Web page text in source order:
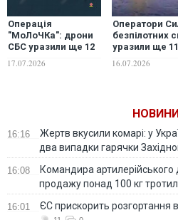
Операція
"МоЛоЧКа": дрони
СБС уразили ще 12
Чорному морі
17.07.2026
Оператори
безпілотних
уразили ще 11
флоту РФ.
16.07.2026
16:16
Жертв вкусили комарі: у
два випадки гарячки
16:08
Командира артилерійського
продажу понад 100 кг
16:01 ЄС прискорить розгортання